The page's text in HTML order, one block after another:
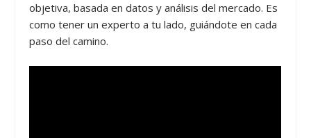
objetiva, basada en datos y análisis del mercado. Es
como tener un experto a tu lado, guiándote en cada
paso del camino.